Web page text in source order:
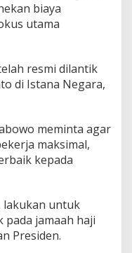
biaya
utama
resmi dilantik
di Istana Negara,
meminta agar
maksimal,
kepada
lakukan untuk
jamaah haji
Presiden.